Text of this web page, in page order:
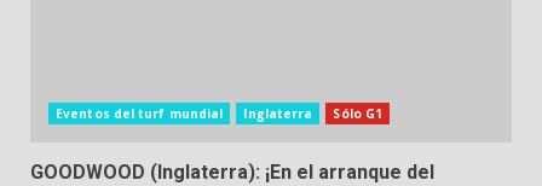
Eventos del turf mundial Inglaterra Sólo G1
GOODWOOD (Inglaterra): ¡En el arranque del